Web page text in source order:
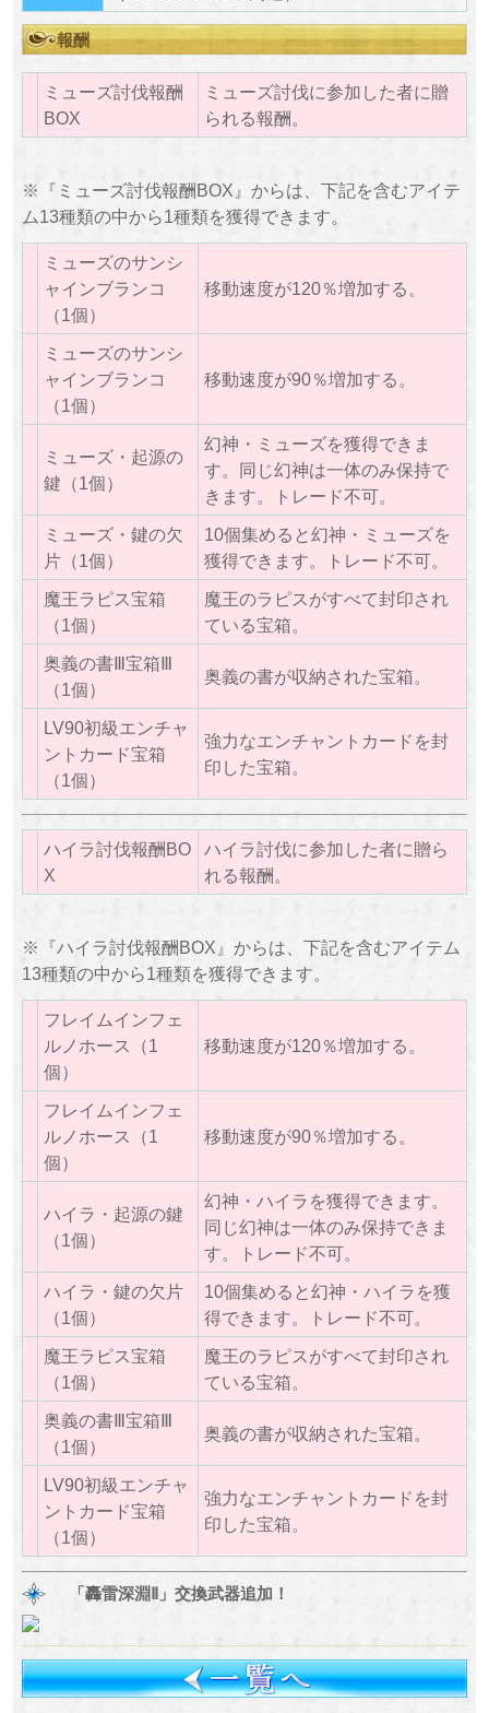
報酬
ミューズ討伐報酬
BOX
ミューズ討伐に参加した者に贈
られる報酬。
※『ミューズ討伐報酬BOX』からは、下記を含むアイテ
ム13種類の中から1種類を獲得できます。
ミューズのサンシ
ャインブランコ
（1個）
移動速度が120％増加する。
ミューズのサンシ
ャインブランコ
（1個）
移動速度が90％増加する。
ミューズ・起源の
鍵（1個）
幻神・ミューズを獲得できま
す。同じ幻神は一体のみ保持で
きます。トレード不可。
ミューズ・鍵の欠
片（1個）
10個集めると幻神・ミューズを
獲得できます。トレード不可。
魔王ラピス宝箱
（1個）
魔王のラピスがすべて封印され
ている宝箱。
奥義の書Ⅲ宝箱Ⅲ
（1個）
奥義の書が収納された宝箱。
LV90初級エンチャ
ントカード宝箱
（1個）
強力なエンチャントカードを封
印した宝箱。
ハイラ討伐報酬BO
X
ハイラ討伐に参加した者に贈ら
れる報酬。
※『ハイラ討伐報酬BOX』からは、下記を含むアイテム
13種類の中から1種類を獲得できます。
フレイムインフェ
ルノホース（1
個）
移動速度が120％増加する。
フレイムインフェ
ルノホース（1
個）
移動速度が90％増加する。
ハイラ・起源の鍵
（1個）
幻神・ハイラを獲得できます。
同じ幻神は一体のみ保持できま
す。トレード不可。
ハイラ・鍵の欠片
（1個）
10個集めると幻神・ハイラを獲
得できます。トレード不可。
魔王ラピス宝箱
（1個）
魔王のラピスがすべて封印され
ている宝箱。
奥義の書Ⅲ宝箱Ⅲ
（1個）
奥義の書が収納された宝箱。
LV90初級エンチャ
ントカード宝箱
（1個）
強力なエンチャントカードを封
印した宝箱。
「轟雷深淵Ⅱ」交換武器追加！